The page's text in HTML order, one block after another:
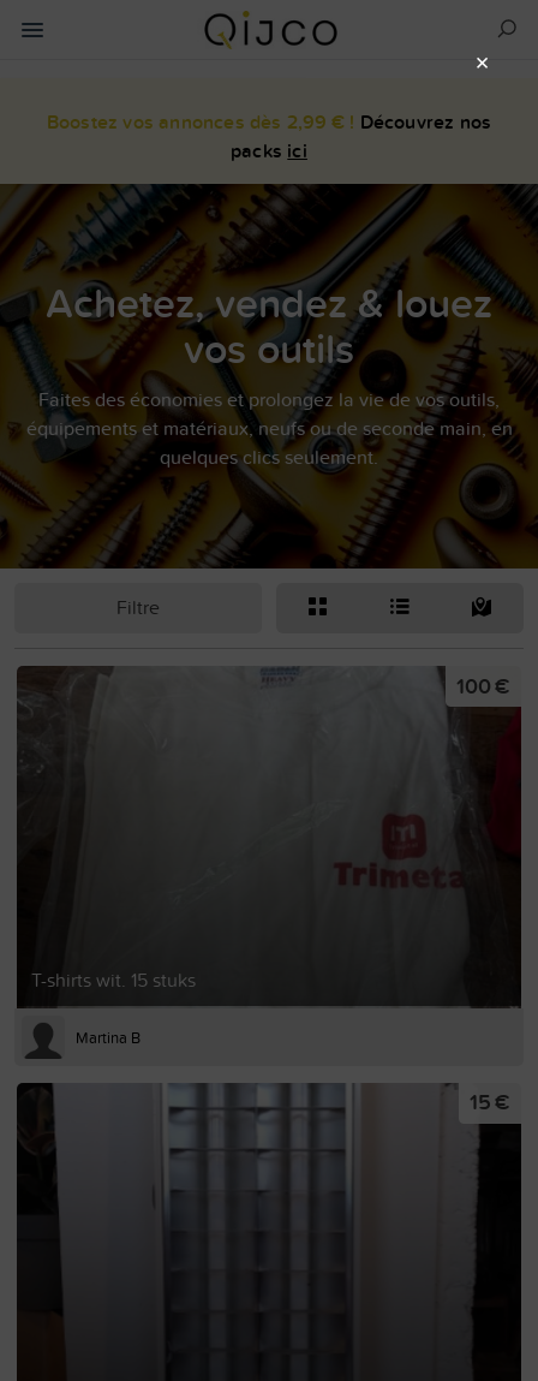
Boostez vos annonces dès 2,99 € ! Découvrez nos
packs ici
Achetez, vendez & louez
vos outils
Faites des économies et prolongez la vie de vos outils,
équipements et matériaux, neufs ou de seconde main, en
quelques clics seulement.
Filtre
T-shirts wit. 15 stuks
100 €
Martina B
15 €
×